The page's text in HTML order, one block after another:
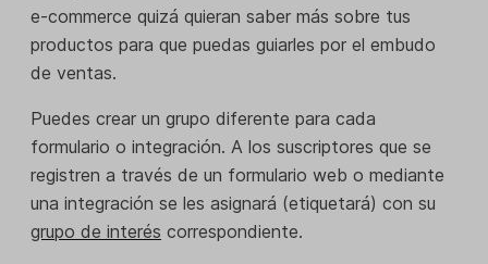
e-commerce quizá quieran saber más sobre tus
productos para que puedas guiarles por el embudo
de ventas.
Puedes crear un grupo diferente para cada
formulario o integración. A los suscriptores que se
registren a través de un formulario web o mediante
una integración se les asignará (etiquetará) con su
grupo de interés correspondiente.